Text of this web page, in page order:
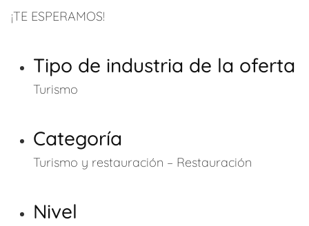
¡TE ESPERAMOS!
Tipo de industria de la oferta
Turismo
Categoría
Turismo y restauración – Restauración
Nivel